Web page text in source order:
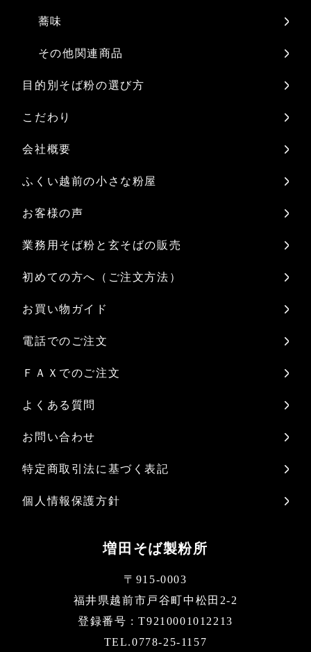
蕎味
その他関連商品
目的別そば粉の選び方
こだわり
会社概要
ふくい越前の小さな粉屋
お客様の声
業務用そば粉と玄そばの販売
初めての方へ（ご注文方法）
お買い物ガイド
電話でのご注文
ＦＡＸでのご注文
よくある質問
お問い合わせ
特定商取引法に基づく表記
個人情報保護方針
増田そば製粉所
〒915-0003
福井県越前市戸谷町中松田2-2
登録番号 : T9210001012213
TEL.0778-25-1157